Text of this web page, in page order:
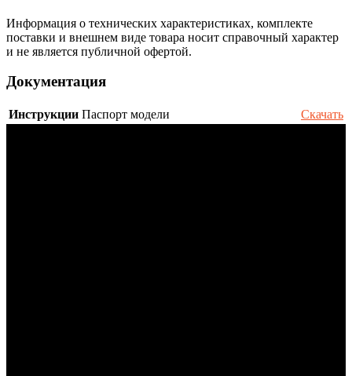
Информация о технических характеристиках, комплекте
поставки и внешнем виде товара носит справочный характер
и не является публичной офертой.
Документация
Инструкции Паспорт модели Скачать